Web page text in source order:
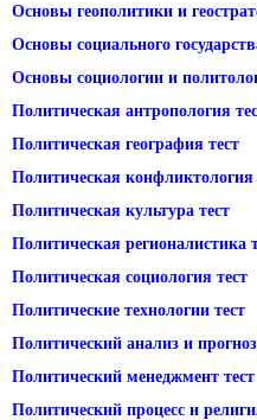
Основы геополитики и
Основы социального
Основы социологии и
Политическая антропология
Политическая география тест
Политическая конфликтология
Политическая культура тест
Политическая регионалистика
Политическая социология тест
Политические технологии тест
Политический анализ и
Политический менеджмент тест
Политический процесс и